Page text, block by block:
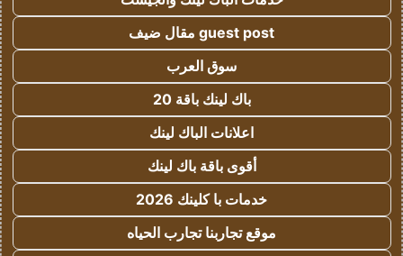
guest post مقال ضيف
سوق العرب
باك لينك باقة 20
اعلانات الباك لينك
أقوى باقة باك لينك
خدمات با كلينك 2026
موقع تجاربنا تجارب الحياه